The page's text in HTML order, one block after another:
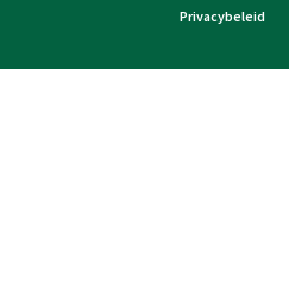
Privacybeleid